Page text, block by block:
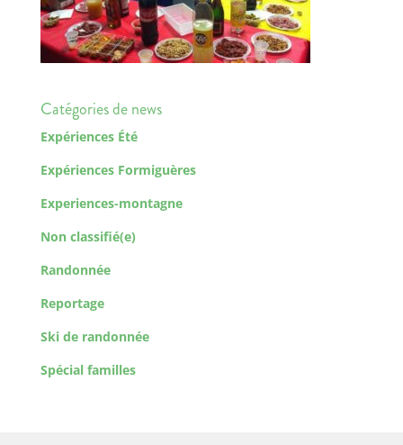
Catégories de news
Expériences Été
Expériences Formiguères
Experiences-montagne
Non classifié(e)
Randonnée
Reportage
Ski de randonnée
Spécial familles